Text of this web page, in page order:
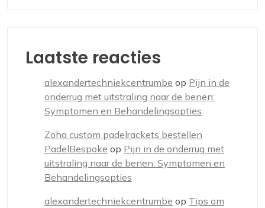
Laatste reacties
alexandertechniekcentrumbe op Pijn in de
onderrug met uitstraling naar de benen:
Symptomen en Behandelingsopties
Zoha custom padelrackets bestellen
PadelBespoke op Pijn in de onderrug met
uitstraling naar de benen: Symptomen en
Behandelingsopties
alexandertechniekcentrumbe op Tips om